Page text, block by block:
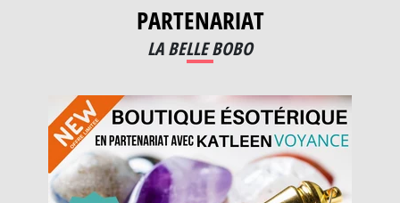
PARTENARIAT
LA BELLE BOBO